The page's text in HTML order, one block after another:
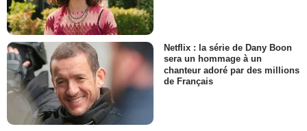
Netflix : la série de Dany Boon
sera un hommage à un
chanteur adoré par des millions
de Français